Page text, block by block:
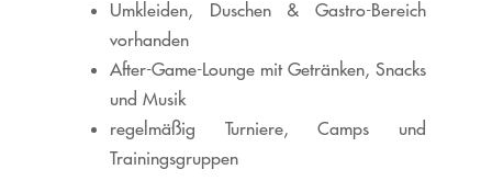
Umkleiden, Duschen & Gastro-Bereich
vorhanden
After-Game-Lounge mit Getränken, Snacks
und Musik
regelmäßig Turniere, Camps und
Trainingsgruppen